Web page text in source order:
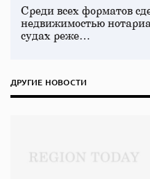
Среди всех форматов
недвижимостью
судах реже…
ДРУГИЕ НОВОСТИ